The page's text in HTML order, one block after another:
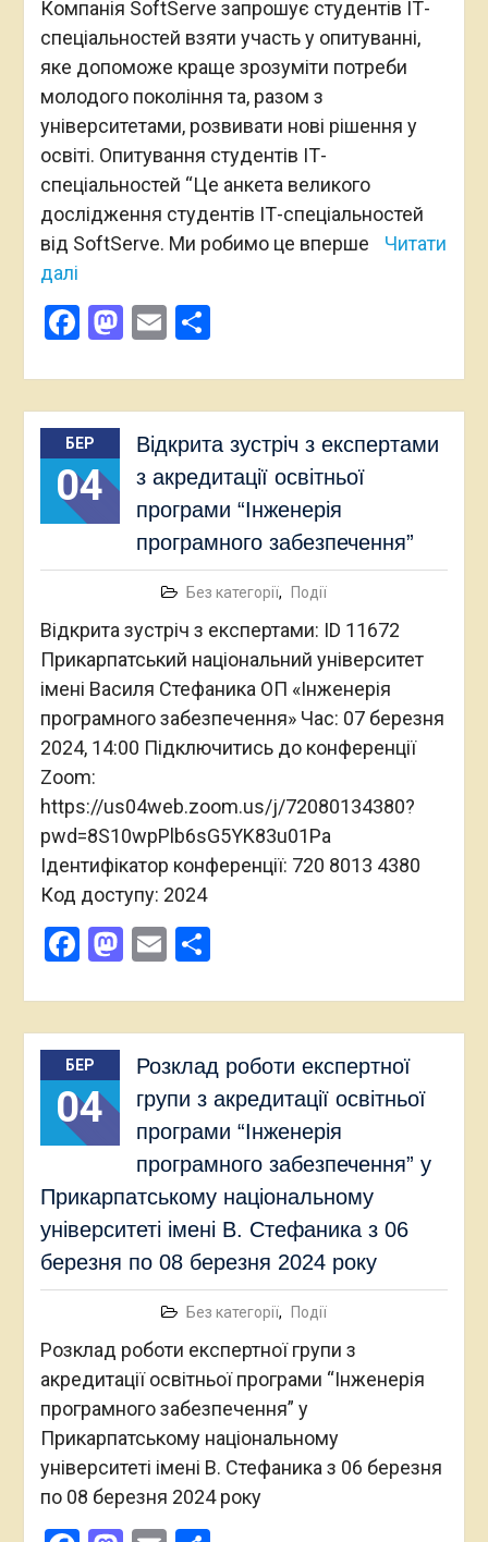
Компанія SoftServe запрошує студентів ІТ-
спеціальностей взяти участь у опитуванні,
яке допоможе краще зрозуміти потреби
молодого покоління та, разом з
університетами, розвивати нові рішення у
освіті. Опитування студентів ІТ-
спеціальностей “Це анкета великого
дослідження студентів ІТ-спеціальностей
від SoftServe. Ми робимо це вперше
Читати
далі
Facebook
Mastodon
EmailПоділитися
БЕР
04
Відкрита зустріч з експертами
з акредитації освітньої
програми “Інженерія
програмного забезпечення”
Без категорії, Події
Відкрита зустріч з експертами: ID 11672
Прикарпатський національний університет
імені Василя Стефаника ОП «Інженерія
програмного забезпечення» Час: 07 березня
2024, 14:00 Підключитись до конференції
Zoom:
https://us04web.zoom.us/j/72080134380?
pwd=8S10wpPlb6sG5YK83u01Pa
Ідентифікатор конференції: 720 8013 4380
Код доступу: 2024
Facebook
Mastodon
EmailПоділитися
БЕР
04
Розклад роботи експертної
групи з акредитації освітньої
програми “Інженерія
програмного забезпечення” у
Прикарпатському національному
університеті імені В. Стефаника з 06
березня по 08 березня 2024 року
Без категорії, Події
Розклад роботи експертної групи з
акредитації освітньої програми “Інженерія
програмного забезпечення” у
Прикарпатському національному
університеті імені В. Стефаника з 06 березня
по 08 березня 2024 року